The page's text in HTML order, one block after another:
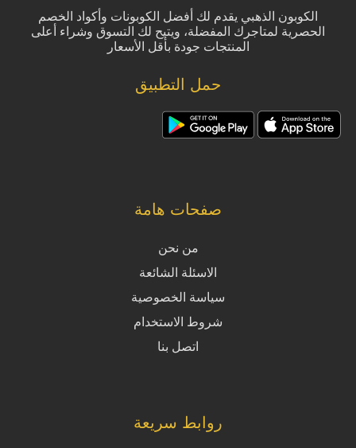
الكوبون الذهبي يقدم لك أفضل الكوبونات وأكواد الخصم
الحصرية لمتاجرك المفضلة، ويتيح لك التسوق وشراء أعلى
المنتجات جودة بأقل الأسعار
حمل التطبيق
صفحات هامة
من نحن
الاسئلة الشائعة
سياسة الخصوصية
شروط الاستخدام
اتصل بنا
روابط سريعة